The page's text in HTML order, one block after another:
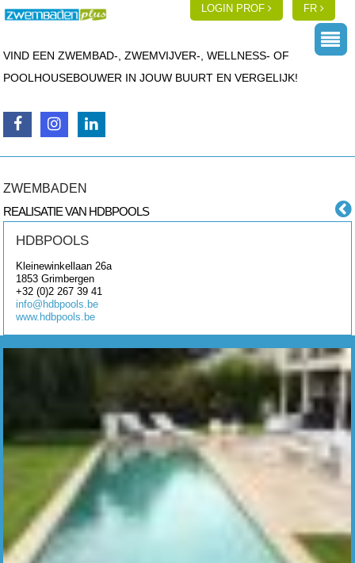
LOGIN PROF FR
VIND EEN ZWEMBAD-, ZWEMVIJVER-, WELLNESS- OF
POOLHOUSEBOUWER IN JOUW BUURT EN VERGELIJK!
ZWEMBADEN
REALISATIE VAN HDBPOOLS
HDBPOOLS
Kleinewinkellaan 26a
1853Grimbergen
+32 (0)2 267 39 41
info@hdbpools.be
www.hdbpools.be